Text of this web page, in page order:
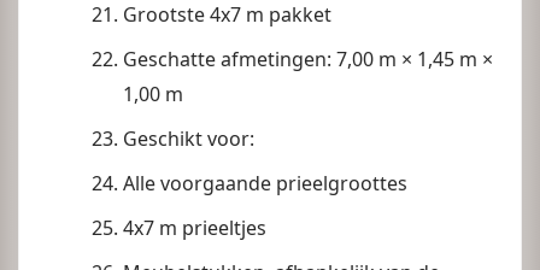
Grootste 4x7 m pakket
Geschatte afmetingen: 7,00 m × 1,45 m ×
1,00 m
Geschikt voor:
Alle voorgaande prieelgroottes
4x7 m prieeltjes